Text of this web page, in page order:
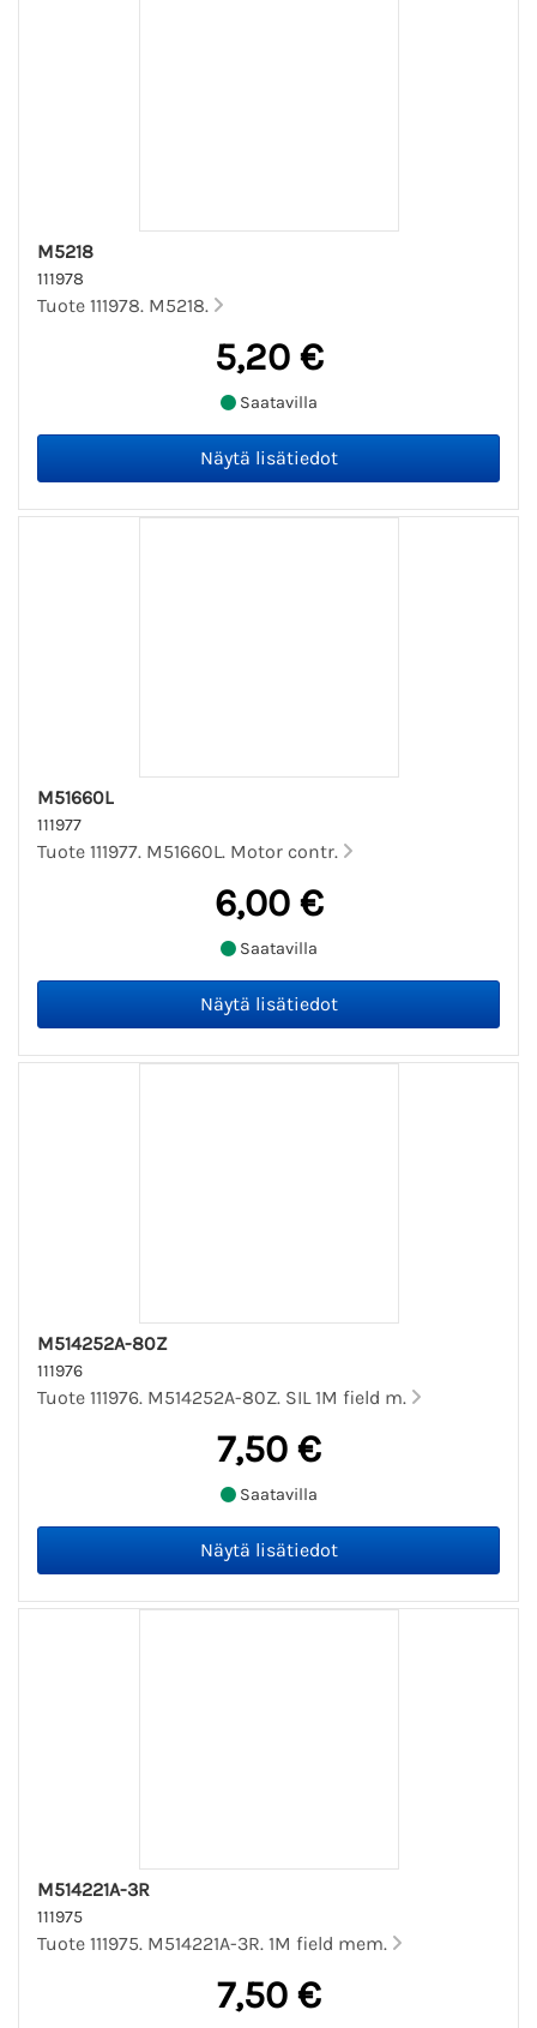
M5218
111978
Tuote 111978. M5218.
5,20 €
Saatavilla
M51660L
111977
Tuote 111977. M51660L. Motor contr.
6,00 €
Saatavilla
M514252A-80Z
111976
Tuote 111976. M514252A-80Z. SIL 1M field m.
7,50 €
Saatavilla
M514221A-3R
111975
Tuote 111975. M514221A-3R. 1M field mem.
7,50 €